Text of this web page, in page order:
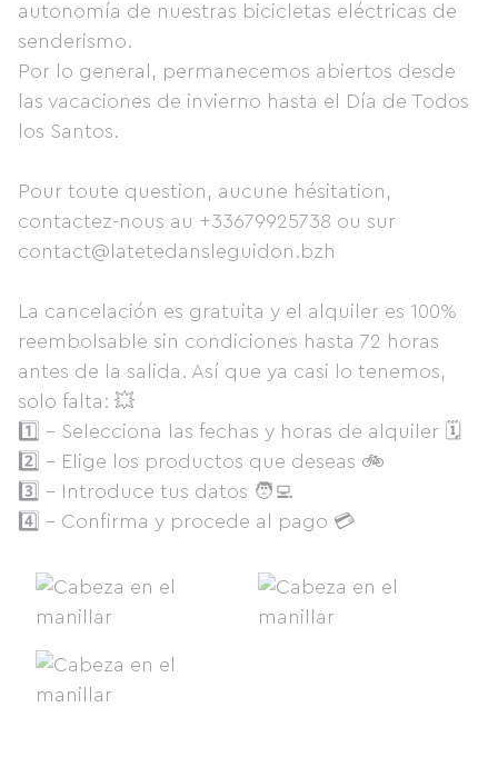
autonomía de nuestras bicicletas eléctricas de
senderismo.
Por lo general, permanecemos abiertos desde
las vacaciones de invierno hasta el Día de Todos
los Santos.
Pour toute question, aucune hésitation,
contactez-nous au +33679925738 ou sur
contact@latetedansleguidon.bzh
La cancelación es gratuita y el alquiler es 100%
reembolsable sin condiciones hasta 72 horas
antes de la salida. Así que ya casi lo tenemos,
solo falta: 💥
1️⃣ - Selecciona las fechas y horas de alquiler 🗓
2️⃣ - Elige los productos que deseas 🚲
3️⃣ - Introduce tus datos 🧑‍💻
4️⃣ - Confirma y procede al pago 💳